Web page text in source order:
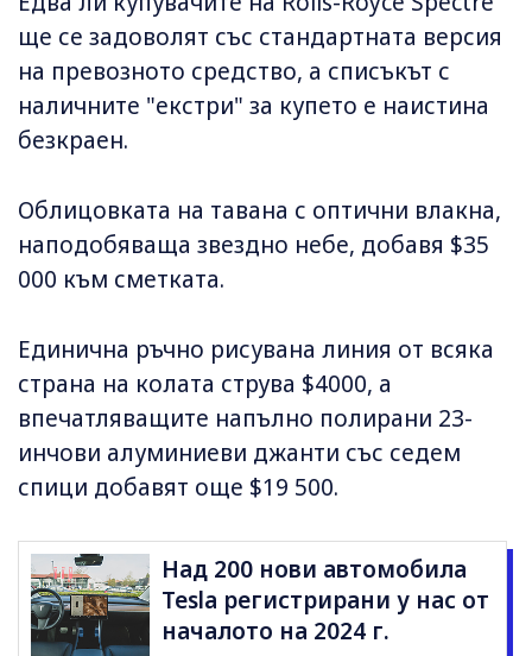
ще се задоволят със стандартната версия
на превозното средство, а списъкът с
наличните "екстри" за купето е наистина
безкраен.
Облицовката на тавана с оптични влакна,
наподобяваща звездно небе, добавя $35
000 към сметката.
Единична ръчно рисувана линия от всяка
страна на колата струва $4000, а
впечатляващите напълно полирани 23-
инчови алуминиеви джанти със седем
спици добавят още $19 500.
Над 200 нови автомобила
Tesla регистрирани у нас от
началото на 2024 г.